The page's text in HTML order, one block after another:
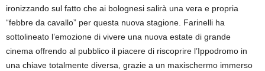
ironizzando sul fatto che ai bolognesi salirà una vera e propria
“febbre da cavallo” per questa nuova stagione. Farinelli ha
sottolineato l’emozione di vivere una nuova estate di grande
cinema offrendo al pubblico il piacere di riscoprire l’Ippodromo in
una chiave totalmente diversa, grazie a un maxischermo immerso